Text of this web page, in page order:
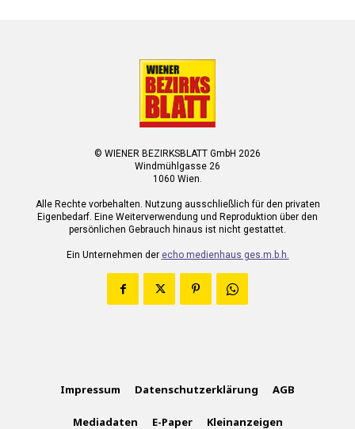
© WIENER BEZIRKSBLATT GmbH 2026
Windmühlgasse 26
1060 Wien.
Alle Rechte vorbehalten. Nutzung ausschließlich für den privaten
Eigenbedarf. Eine Weiterverwendung und Reproduktion über den
persönlichen Gebrauch hinaus ist nicht gestattet.
Ein Unternehmen der echo medienhaus ges.m.b.h.
Impressum Datenschutzerklärung AGB
Mediadaten E-Paper Kleinanzeigen